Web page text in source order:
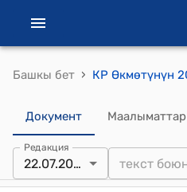
Башкы бет ›
Документ Маалыматтар
Редакция
22.07.2011